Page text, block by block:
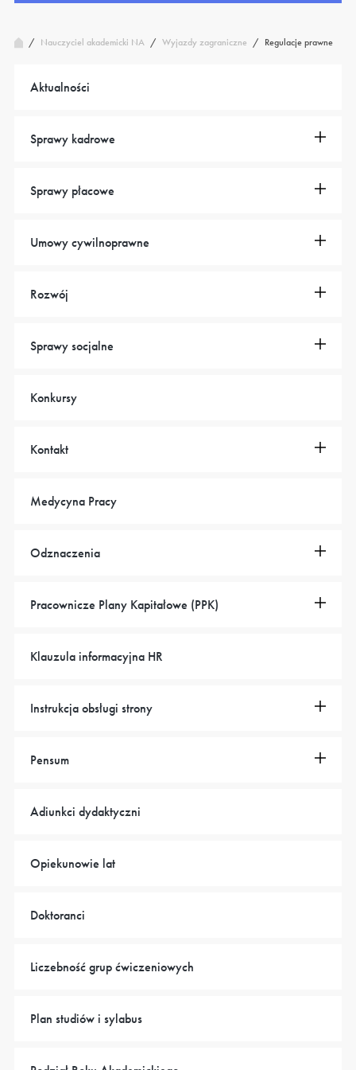
/ Nauczyciel akademicki NA / Wyjazdy zagraniczne / Regulacje prawne
Aktualności
Sprawy kadrowe
Sprawy płacowe
Umowy cywilnoprawne
Rozwój
Sprawy socjalne
Konkursy
Kontakt
Medycyna Pracy
Odznaczenia
Pracownicze Plany Kapitałowe (PPK)
Klauzula informacyjna HR
Instrukcja obsługi strony
Pensum
Adiunkci dydaktyczni
Opiekunowie lat
Doktoranci
Liczebność grup ćwiczeniowych
Plan studiów i sylabus